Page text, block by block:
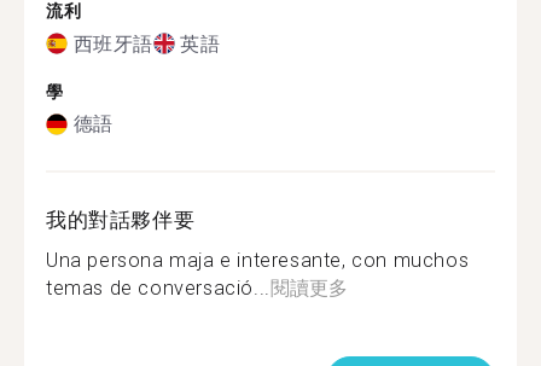
流利
西班牙語 英語
學
德語
我的對話夥伴要
Una persona maja e interesante, con muchos
temas de conversació...閱讀更多